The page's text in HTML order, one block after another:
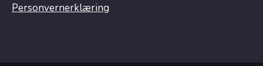
Personvernerklæring